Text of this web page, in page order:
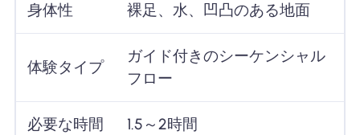
身体性 裸足、水、凹凸のある地面
体験タイプ
ガイド付きのシーケンシャル
フロー
必要な時間 1.5～2時間